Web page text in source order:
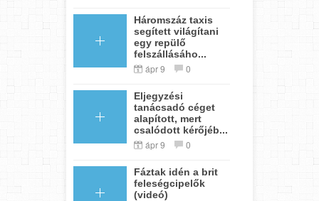
Háromszáz taxis
segített világítani
egy repülő
felszállásáho...
ápr 9 0
Eljegyzési
tanácsadó céget
alapított, mert
csalódott kérőjéb...
ápr 9 0
Fáztak idén a brit
feleségcipelők
(videó)